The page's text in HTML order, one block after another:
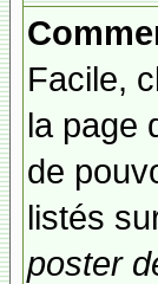
Facile,
la page
de
listés
poster